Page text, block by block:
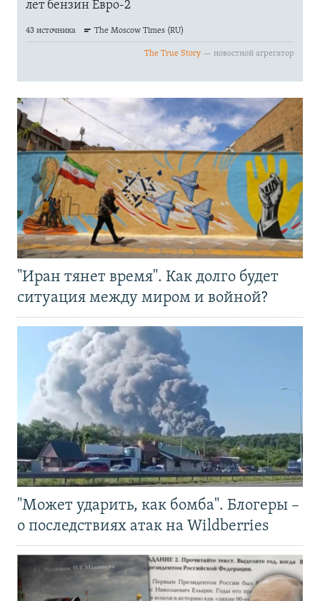
"Иран тянет время". Как долго будет
ситуация между миром и войной?
"Может ударить, как бомба". Блогеры –
о последствиях атак на Wildberries